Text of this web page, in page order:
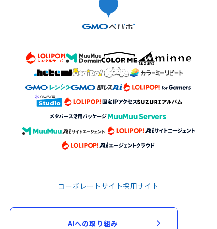
コーポレートサイト採用サイト
AIへの取り組み